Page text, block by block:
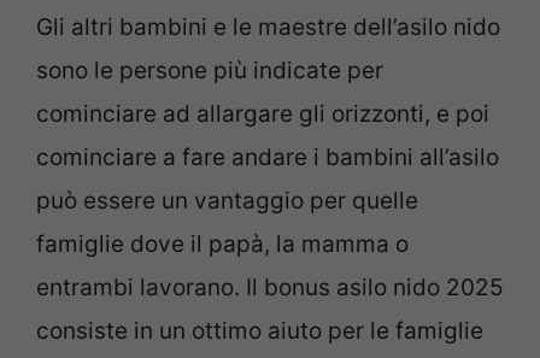
Gli altri bambini e le maestre dell’asilo nido
sono le persone più indicate per
cominciare ad allargare gli orizzonti, e poi
cominciare a fare andare i bambini all’asilo
può essere un vantaggio per quelle
famiglie dove il papà, la mamma o
entrambi lavorano. Il bonus asilo nido 2025
consiste in un ottimo aiuto per le famiglie